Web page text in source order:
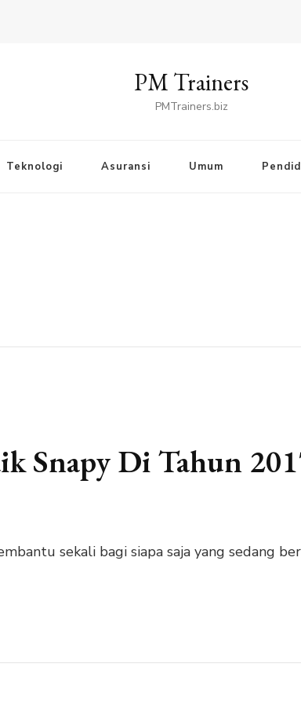
PM Trainers
PMTrainers.biz
Teknologi Asuransi Umum
Snapy Di Tahun
sekali bagi siapa saja yang sedang